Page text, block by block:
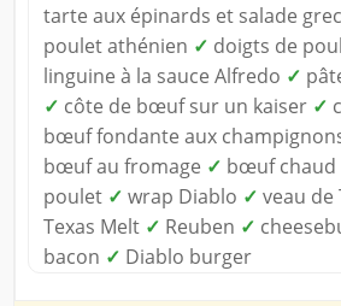
tarte aux épinards et salade
poulet athénien ✓ doigts de
linguine à la sauce Alfredo ✓
✓ côte de bœuf sur un kaiser ✓
bœuf fondante aux
bœuf au fromage ✓ bœuf chaud
poulet ✓ wrap Diablo ✓ veau de
Texas Melt ✓ Reuben ✓
bacon ✓ Diablo burger